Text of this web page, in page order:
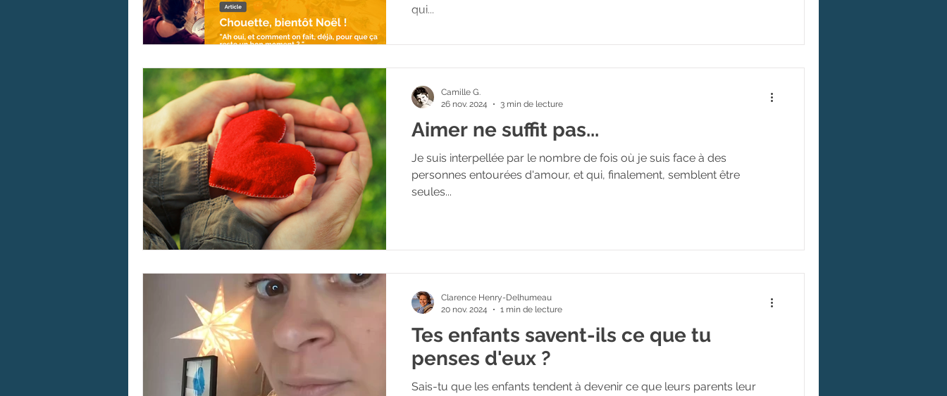
qui...
Aimer ne suffit pas...
Je suis interpellée par le nombre de fois où je suis face à des
personnes entourées d'amour, et qui, finalement, semblent être
seules...
Camille G.
26 nov. 2024
3 min de lecture
Tes enfants savent-ils ce que tu
penses d'eux ?
Sais-tu que les enfants tendent à devenir ce que leurs parents leur
Clarence Henry-Delhumeau
20 nov. 2024
1 min de lecture